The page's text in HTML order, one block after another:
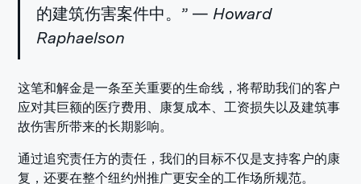
的建筑伤害案件中。” — Howard
Raphaelson
这笔和解金是一条至关重要的生命线，将帮助我们的客户
应对其巨额的医疗费用、康复成本、工资损失以及建筑事
故伤害所带来的长期影响。
通过追究责任方的责任，我们的目标不仅是支持客户的康
复，还要在整个纽约州推广更安全的工作场所规范。